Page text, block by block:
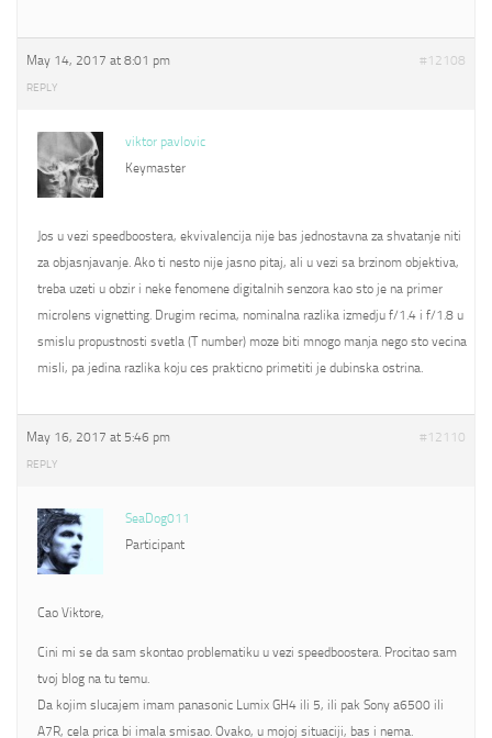
May 14, 2017 at 8:01 pm #12108
REPLY
viktor pavlovic
Keymaster
Jos u vezi speedboostera, ekvivalencija nije bas jednostavna za shvatanje niti
za objasnjavanje. Ako ti nesto nije jasno pitaj, ali u vezi sa brzinom objektiva,
treba uzeti u obzir i neke fenomene digitalnih senzora kao sto je na primer
microlens vignetting. Drugim recima, nominalna razlika izmedju f/1.4 i f/1.8 u
smislu propustnosti svetla (T number) moze biti mnogo manja nego sto vecina
misli, pa jedina razlika koju ces prakticno primetiti je dubinska ostrina.
May 16, 2017 at 5:46 pm #12110
REPLY
SeaDog011
Participant
Cao Viktore,
Cini mi se da sam skontao problematiku u vezi speedboostera. Procitao sam
tvoj blog na tu temu.
Da kojim slucajem imam panasonic Lumix GH4 ili 5, ili pak Sony a6500 ili
A7R, cela prica bi imala smisao. Ovako, u mojoj situaciji, bas i nema.